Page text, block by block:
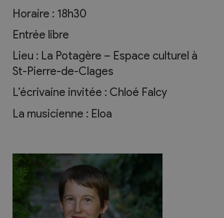
Horaire : 18h30
Entrée libre
Lieu : La Potagère – Espace culturel à
St-Pierre-de-Clages
L’écrivaine invitée : Chloé Falcy
La musicienne : Eloa